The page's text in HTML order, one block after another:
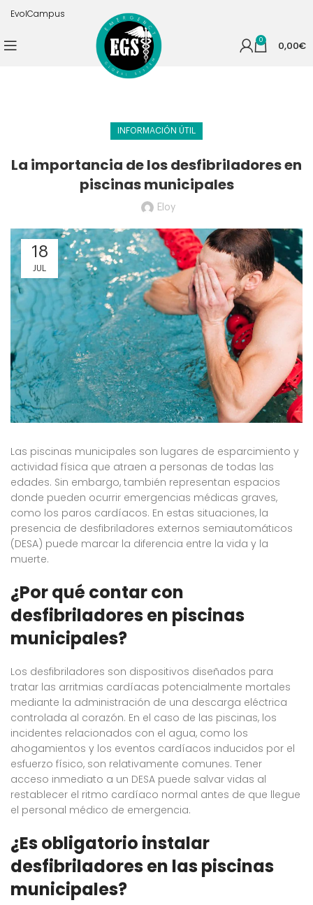
EvolCampus
0 0,00€
INFORMACIÓN ÚTIL
La importancia de los desfibriladores en
piscinas municipales
Eloy
18
JUL
Las piscinas municipales son lugares de esparcimiento y
actividad física que atraen a personas de todas las
edades. Sin embargo, también representan espacios
donde pueden ocurrir emergencias médicas graves,
como los paros cardíacos. En estas situaciones, la
presencia de desfibriladores externos semiautomáticos
(DESA) puede marcar la diferencia entre la vida y la
muerte.
¿Por qué contar con
desfibriladores en piscinas
municipales?
Los desfibriladores son dispositivos diseñados para
tratar las arritmias cardíacas potencialmente mortales
mediante la administración de una descarga eléctrica
controlada al corazón. En el caso de las piscinas, los
incidentes relacionados con el agua, como los
ahogamientos y los eventos cardíacos inducidos por el
esfuerzo físico, son relativamente comunes. Tener
acceso inmediato a un DESA puede salvar vidas al
restablecer el ritmo cardíaco normal antes de que llegue
el personal médico de emergencia.
¿Es obligatorio instalar
desfibriladores en las piscinas
municipales?